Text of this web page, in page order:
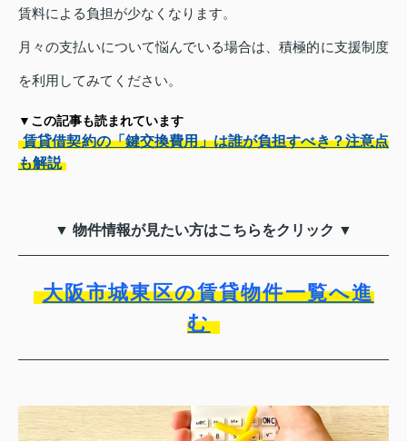
賃料による負担が少なくなります。
月々の支払いについて悩んでいる場合は、積極的に支援制度
を利用してみてください。
▼この記事も読まれています
賃貸借契約の「鍵交換費用」は誰が負担すべき？注意点
も解説
▼ 物件情報が見たい方はこちらをクリック ▼
大阪市城東区の賃貸物件一覧へ進
む